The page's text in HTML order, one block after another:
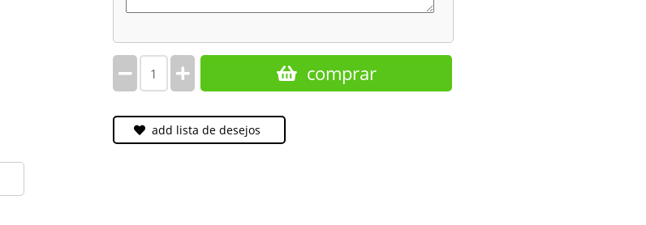
comprar
add lista de desejos